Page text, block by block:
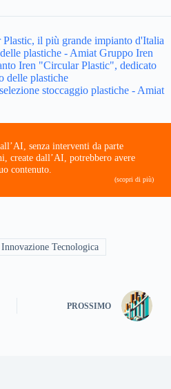
il più grande impianto d'Italia
plastiche - Amiat Gruppo Iren
Iren "Circular Plastic", dedicato
delle plastiche
stoccaggio plastiche - Amiat
senza interventi da parte
create dall’AI, potrebbero avere
contenuto.
(scopri di più)
Tecnologica
PROSSIMO